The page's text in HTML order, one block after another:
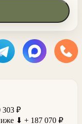
303 ₽
⬇ + 187 070 ₽